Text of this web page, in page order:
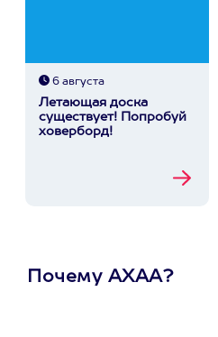
6 августа
Летающая доска
существует! Попробуй
ховерборд!
Почему АХАА?